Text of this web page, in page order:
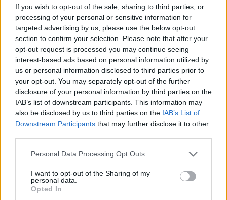
If you wish to opt-out of the sale, sharing to third parties, or
processing of your personal or sensitive information for
targeted advertising by us, please use the below opt-out
section to confirm your selection. Please note that after your
opt-out request is processed you may continue seeing
interest-based ads based on personal information utilized by
us or personal information disclosed to third parties prior to
your opt-out. You may separately opt-out of the further
disclosure of your personal information by third parties on the
IAB’s list of downstream participants. This information may
also be disclosed by us to third parties on the IAB’s List of
Downstream Participants that may further disclose it to other
Please note that this website/app uses one or more Google
not limited to your visit or usage behaviour. You may click to
grant or deny consent to Google and its third-party tags to
use your data for below specified purposes in below Google
Personal Data Processing Opt Outs
I want to opt-out of the Sharing of my
personal data.
Opted In
ενίσχυσης, αλλά η πλήρης δομική και οριστική συγκάλυψη
της απάτης του παραγωγού, ώστε να παρακαμφθεί η
υποχρεωτική ρήτρα των “τεχνικών συνθηκών” και να
αποφευχθεί ο οριστικός αποκλεισμός του απο το σύστημα.
Τούτο προκύπτει ευθέως από την 24/8/2021 κλήση κατά την
διάρκεια της οποίας η βουλευτής αναφέρει: “η διαδικασία
από τα Τρίκαλα… έχει ολοκληρωθεί… Άρα εσείς τώρα από
Σεπτέμβριο όπως έχουμε πει θα πρέπει να δείτε το
υπόλοιπο κομμάτι πως…”.
Εξ αυτού συνάγεται ότι υπήρχε ένα συνολικό σχέδιο. Το
πρώτο μέρος περιλάμβανε την παρέμβαση στην Κτηνιατρική
Βάση και το δεύτερο μέρος την αποδοχή αυτής της
παρέμβασης από τον ΟΠΕΚΕΠΕ. Η βουλευτής γνώριζε ότι
αν ο παραγωγός δεν “καθάριζε” για το έτος 2020, θα
αποκλειόταν από τις πληρωμές. Ζητώντας επιτακτικά από
ενεργά τα δικαιώματα του παραγωγού στο εθνικό απόθεμα.
Πράγματι, ο φυσικός αυτουργός Δ. Μελάς πείστηκε και
κακουργηματικής απιστίας κατά τα ανωτέρω αναλυτικώς
αναφερόμενα. Αποδεχόμενος το εικονικό “άλλοθι” που του
υπέδειξε η βουλευτής, διέσωσε παρανόμως τα δικαιώματα